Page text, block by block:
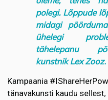
polegi. Lõppude
midagi
ühelegi
tähelepanu
kunstnik Lex Zooz.
Kampaania
tänavakunsti kaudu